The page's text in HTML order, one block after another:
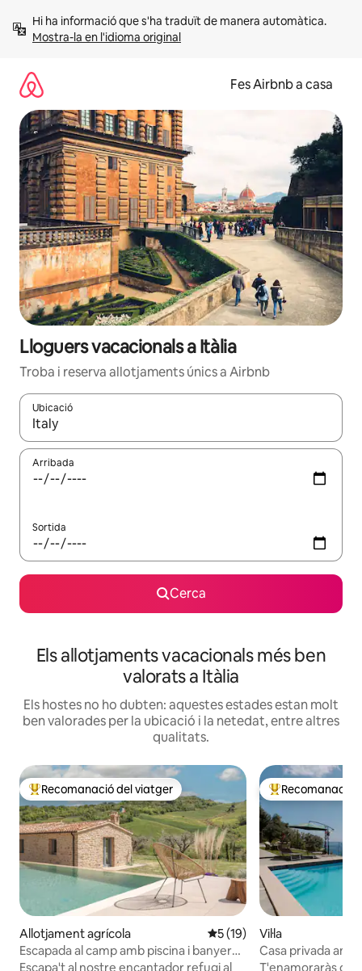
Mostra-la en l'idioma original
Fes Airbnb a casa
Lloguers vacacionals a Itàlia
Troba i reserva allotjaments únics a Airbnb
Ubicació
Quan els resultats estiguin disponibles, podràs navegar-hi a
Arribada
Sortida
Cerca
Els allotjaments vacacionals més ben
valorats a Itàlia
Els hostes no ho dubten: aquestes estades estan molt
ben valorades per la ubicació i la netedat, entre altres
qualitats.
Principals recomanacions dels viatgers
Recomanació del viatger
Allotjament agrícola 5 de puntuació mitjana
5 (19)
Escapada al camp amb piscina i banyera
d'hidromassatge
Escapa't al nostre encantador refugi al
Principals
Recomanació
Vil·la
Casa privada amb
olivera!
T'enamoraràs